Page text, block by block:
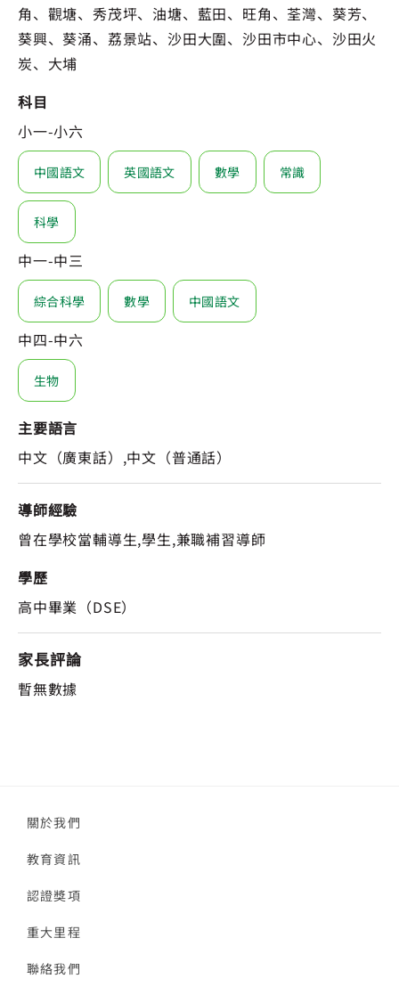
角、觀塘、秀茂坪、油塘、藍田、旺角、荃灣、葵芳、
葵興、葵涌、荔景站、沙田大圍、沙田市中心、沙田火
炭、大埔
科目
小一-小六
中國語文 英國語文 數學 常識
科學
中一-中三
綜合科學 數學 中國語文
中四-中六
生物
主要語言
中文（廣東話）,中文（普通話）
導師經驗
曾在學校當輔導生,學生,兼職補習導師
學歷
高中畢業（DSE）
家長評論
暫無數據
關於我們
教育資訊
認證獎項
重大里程
聯絡我們